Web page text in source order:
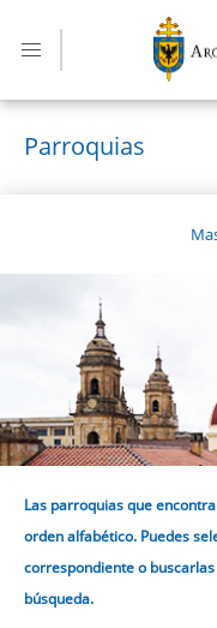
contenido
principal
Parroquias
Las parroquias que
orden alfabético. Puedes
correspondiente o
búsqueda.